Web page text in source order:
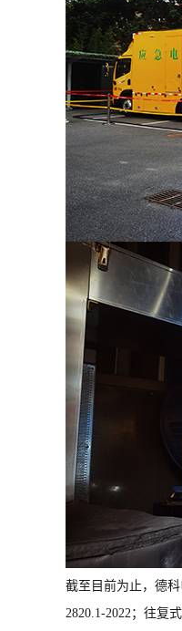
截至目前为止，德
2820.1-2022；往复